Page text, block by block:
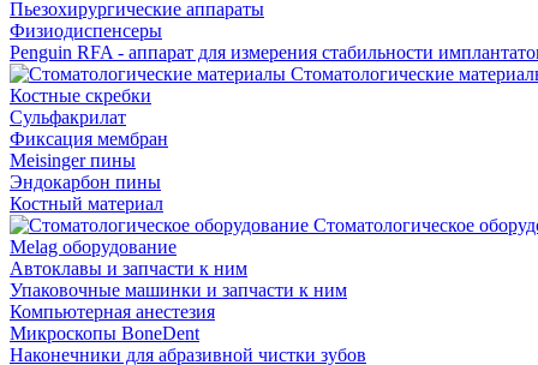
Пьезохирургические аппараты
Физиодиспенсеры
Penguin RFA - аппарат для измерения стабильности
Стоматологические
Костные скребки
Сульфакрилат
Фиксация мембран
Meisinger пины
Эндокарбон пины
Костный материал
Стоматологическое
Melag оборудование
Автоклавы и запчасти к ним
Упаковочные машинки и запчасти к ним
Компьютерная анестезия
Микроскопы BoneDent
Наконечники для абразивной чистки зубов